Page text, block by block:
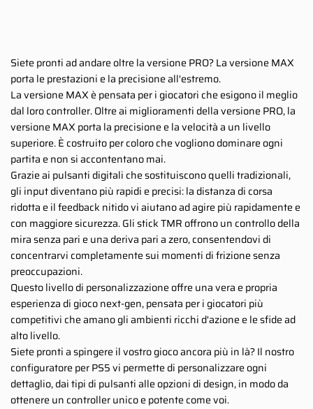
Siete pronti ad andare oltre la versione PRO? La versione MAX
porta le prestazioni e la precisione all'estremo.
La versione MAX è pensata per i giocatori che esigono il meglio
dal loro controller. Oltre ai miglioramenti della versione PRO, la
versione MAX porta la precisione e la velocità a un livello
superiore. È costruito per coloro che vogliono dominare ogni
partita e non si accontentano mai.
Grazie ai pulsanti digitali che sostituiscono quelli tradizionali,
gli input diventano più rapidi e precisi: la distanza di corsa
ridotta e il feedback nitido vi aiutano ad agire più rapidamente e
con maggiore sicurezza. Gli stick TMR offrono un controllo della
mira senza pari e una deriva pari a zero, consentendovi di
concentrarvi completamente sui momenti di frizione senza
preoccupazioni.
Questo livello di personalizzazione offre una vera e propria
esperienza di gioco next-gen, pensata per i giocatori più
competitivi che amano gli ambienti ricchi d'azione e le sfide ad
alto livello.
Siete pronti a spingere il vostro gioco ancora più in là? Il nostro
configuratore per PS5 vi permette di personalizzare ogni
dettaglio, dai tipi di pulsanti alle opzioni di design, in modo da
ottenere un controller unico e potente come voi.